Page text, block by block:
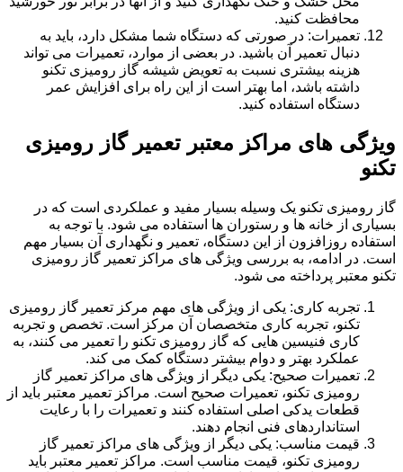
محافظت کنید.
تعمیرات: در صورتی که دستگاه شما مشکل دارد، باید به
دنبال تعمیر آن باشید. در بعضی از موارد، تعمیرات می تواند
هزینه بیشتری نسبت به تعویض شیشه گاز رومیزی تکنو
داشته باشد، اما بهتر است از این راه برای افزایش عمر
دستگاه استفاده کنید.
ویژگی های مراکز معتبر تعمیر گاز رومیزی
تکنو
گاز رومیزی تکنو یک وسیله بسیار مفید و عملکردی است که در
بسیاری از خانه ها و رستوران ها استفاده می شود. با توجه به
استفاده روزافزون از این دستگاه، تعمیر و نگهداری آن بسیار مهم
است. در ادامه، به بررسی ویژگی های مراکز تعمیر گاز رومیزی
تکنو معتبر پرداخته می شود.
تجربه کاری: یکی از ویژگی های مهم مرکز تعمیر گاز رومیزی
تکنو، تجربه کاری متخصصان آن مرکز است. تخصص و تجربه
کاری فنیسین هایی که گاز رومیزی تکنو را تعمیر می کنند، به
عملکرد بهتر و دوام بیشتر دستگاه کمک می کند.
تعمیرات صحیح: یکی دیگر از ویژگی های مراکز تعمیر گاز
رومیزی تکنو، تعمیرات صحیح است. مراکز تعمیر معتبر باید از
قطعات یدکی اصلی استفاده کنند و تعمیرات را با رعایت
استانداردهای فنی انجام دهند.
قیمت مناسب: یکی دیگر از ویژگی های مراکز تعمیر گاز
رومیزی تکنو، قیمت مناسب است. مراکز تعمیر معتبر باید